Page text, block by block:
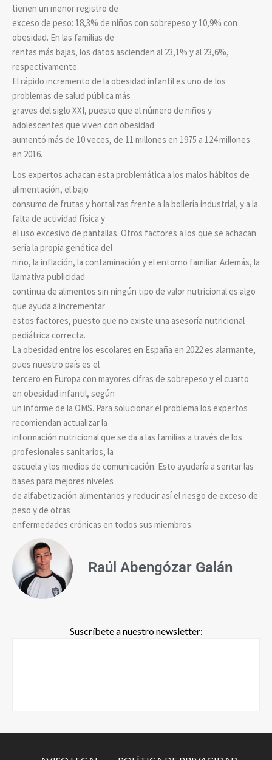
tienen un menor registro de
exceso de peso: 18,3% de niños con sobrepeso y 10,9% con
obesidad. En las familias de
rentas más bajas, los datos ascienden al 23,1% y al 23,6%,
respectivamente.
El rápido incremento de la obesidad infantil es uno de los
problemas de salud pública más
graves del siglo XXI, puesto que el número de niños y
adolescentes que viven con obesidad
aumentó más de 10 veces, de 11 millones en 1975 a 124 millones
en 2016.
Los expertos achacan esta problemática a los malos hábitos de
alimentación, el bajo
consumo de frutas y hortalizas frente a la bollería industrial, y a la
falta de actividad física y
el uso excesivo de pantallas. Otros factores a los que se achacan
sería la propia genética del
niño, la inflación, la contaminación y el entorno familiar. Además, la
llamativa publicidad
continua de alimentos sin ningún tipo de valor nutricional es algo
que ayuda a incrementar
estos factores, puesto que no existe una asesoría nutricional
pediátrica correcta.
La obesidad entre los escolares en España en 2022 es alarmante,
pues nuestro país es el
tercero en Europa con mayores cifras de sobrepeso y el cuarto
en obesidad infantil, según
un informe de la OMS. Para solucionar el problema los expertos
recomiendan actualizar la
información nutricional que se da a las familias a través de los
profesionales sanitarios, la
escuela y los medios de comunicación. Esto ayudaría a sentar las
bases para mejores niveles
de alfabetización alimentarios y reducir así el riesgo de exceso de
peso y de otras
enfermedades crónicas en todos sus miembros.
Raúl Abengózar Galán
Suscríbete a nuestro newsletter: